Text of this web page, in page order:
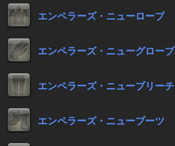
エンペラーズ・ニューローブ
エンペラーズ・ニューグローブ
エンペラーズ・ニューブリーチ
エンペラーズ・ニューブーツ